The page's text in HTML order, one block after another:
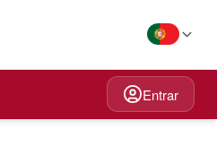
Entrar